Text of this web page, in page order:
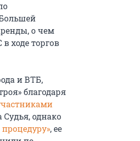
о чем
ходе торгов
и ВТБ,
благодаря
однако
, ее